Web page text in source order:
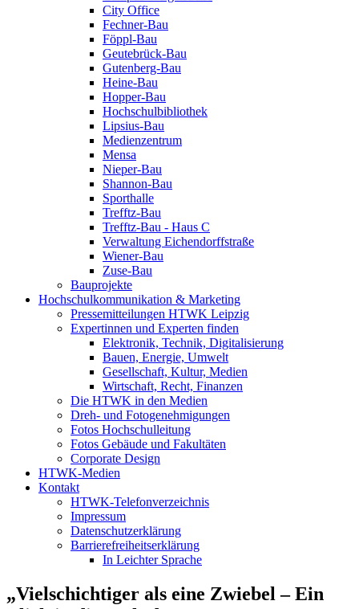
City Office
Fechner-Bau
Föppl-Bau
Geutebrück-Bau
Gutenberg-Bau
Heine-Bau
Hopper-Bau
Hochschulbibliothek
Lipsius-Bau
Medienzentrum
Mensa
Nieper-Bau
Shannon-Bau
Sporthalle
Trefftz-Bau
Trefftz-Bau - Haus C
Verwaltung Eichendorffstraße
Wiener-Bau
Zuse-Bau
Bauprojekte
Hochschulkommunikation & Marketing
Pressemitteilungen HTWK Leipzig
Expertinnen und Experten finden
Elektronik, Technik, Digitalisierung
Bauen, Energie, Umwelt
Gesellschaft, Kultur, Medien
Wirtschaft, Recht, Finanzen
Die HTWK in den Medien
Dreh- und Fotogenehmigungen
Fotos Hochschulleitung
Fotos Gebäude und Fakultäten
Corporate Design
HTWK-Medien
Kontakt
HTWK-Telefonverzeichnis
Impressum
Datenschutzerklärung
Barrierefreiheitserklärung
In Leichter Sprache
„Vielschichtiger als eine Zwiebel – Ein